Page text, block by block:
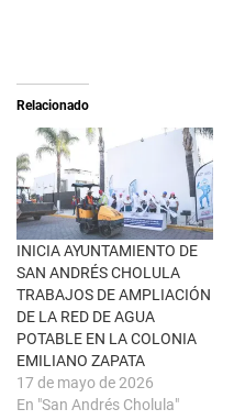
e
b
e
e
n
u
n
a
v
e
n
t
a
n
a
n
u
e
v
a
)
F
c
e
b
o
o
k
(
S
e
a
b
r
e
e
n
u
n
Relacionado
INICIA AYUNTAMIENTO DE
SAN ANDRÉS CHOLULA
TRABAJOS DE AMPLIACIÓN
DE LA RED DE AGUA
POTABLE EN LA COLONIA
EMILIANO ZAPATA
17 de mayo de 2026
En "San Andrés Cholula"